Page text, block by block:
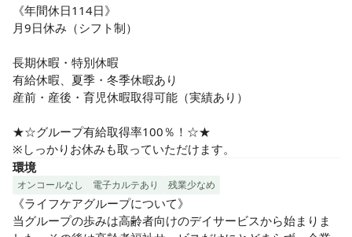
《年間休日114日》
月9日休み（シフト制）
長期休暇・特別休暇
有給休暇、夏季・冬季休暇あり
産前・産後・育児休暇取得可能（実績あり）
★☆グループ有給取得率100％！☆★
※しっかりお休みも取っていただけます。
環境
オンコールなし 電子カルテあり 残業少なめ
《ライフケアグループについて》
当グループの歩みは高齢者向けのデイサービスから始まりま